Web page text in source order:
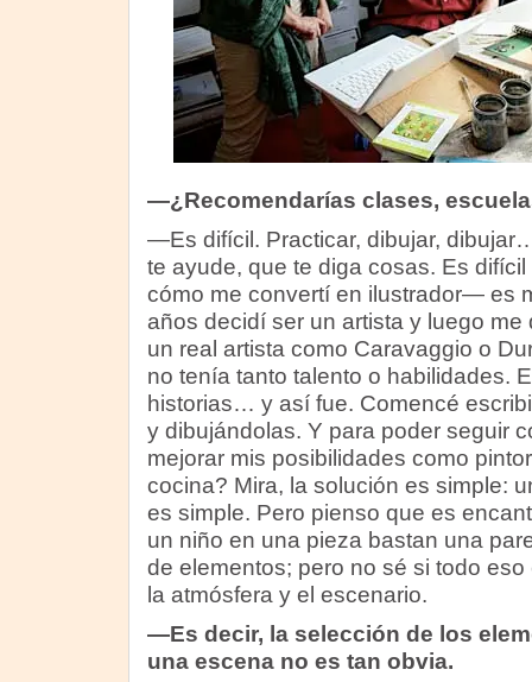
—¿Recomendarías clases,
—Es difícil. Practicar, dibujar,
te ayude, que te diga cosas. Es
cómo me convertí en ilustrador— es
años decidí ser un artista y luego
un real artista como Caravaggio o
no tenía tanto talento o habilidades.
historias… y así fue. Comencé
y dibujándolas. Y para poder seguir
mejorar mis posibilidades como
cocina? Mira, la solución es simple:
es simple. Pero pienso que es
un niño en una pieza bastan una
de elementos; pero no sé si todo
la atmósfera y el escenario.
—Es decir, la selección de los
una escena no es tan obvia.